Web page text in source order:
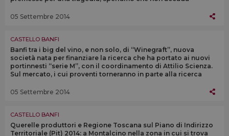
05 Settembre 2014
CASTELLO BANFI
Banfi tra i big del vino, e non solo, di “Winegraft”, nuova
società nata per finanziare la ricerca che ha portato ai nuovi
portinnesti “serie M”, con il coordinamento di Attilio Scienza.
Sul mercato, i cui proventi torneranno in parte alla ricerca
05 Settembre 2014
CASTELLO BANFI
Querelle produttori e Regione Toscana sul Piano di Indirizzo
Territoriale (Pit) 2014: a Montalcino nella zona in cui si trova